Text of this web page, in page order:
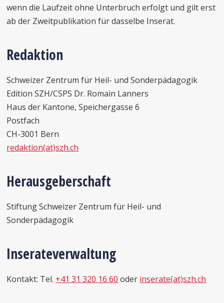
wenn die Laufzeit ohne Unterbruch erfolgt und gilt erst
ab der Zweitpublikation für dasselbe Inserat.
Redaktion
Schweizer Zentrum für Heil- und Sonderpädagogik
Edition SZH/CSPS Dr. Romain Lanners
Haus der Kantone, Speichergasse 6
Postfach
CH-3001 Bern
redaktion(at)szh.ch
Herausgeberschaft
Stiftung Schweizer Zentrum für Heil- und
Sonderpädagogik
Inserateverwaltung
Kontakt: Tel. +41 31 320 16 60 oder inserate(at)szh.ch